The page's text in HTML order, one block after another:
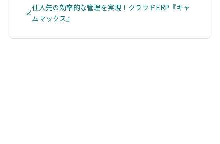
仕入先の効率的な管理を実現！クラウドERP『キャ
ムマックス』